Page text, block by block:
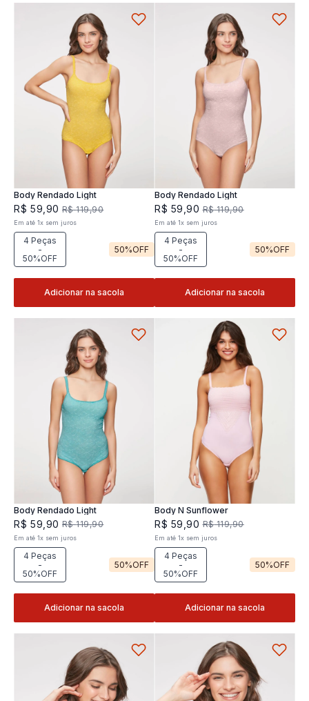
Body Rendado Light
R$ 59 90 R$ 119,90
Em até1x sem juros
4 Peças
-
50%OFF
50%OFF
Adicionar na sacola
Body Rendado Light
R$ 59 ,90 R$ 119,90
Em até 1x sem juros
4 Peças
-
50%OFF
50%OFF
Adicionar na sacola
Body Rendado Light
R$ 59 90 R$ 119,90
Em até1x sem juros
4 Peças
-
50%OFF
50%OFF
Adicionar na sacola
Body N Sunflower
R$ 59 ,90 R$ 119,90
Em até 1x sem juros
4 Peças
-
50%OFF
50%OFF
Adicionar na sacola